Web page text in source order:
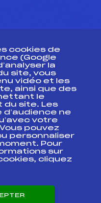
fédéral
Suivi
cookies de
(Google
la
site, vous
vidéo et les
ainsi que des
le
du site. Les
ne
votre
pouvez
personnaliser
Pour
sur
cliquez